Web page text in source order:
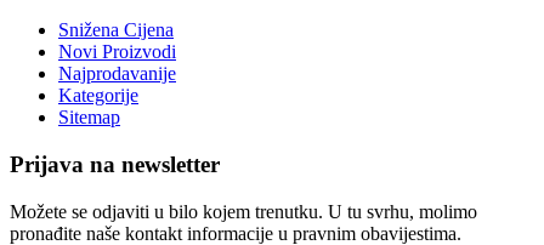
Snižena Cijena
Novi Proizvodi
Najprodavanije
Kategorije
Sitemap
Prijava na newsletter
Možete se odjaviti u bilo kojem trenutku. U tu svrhu, molimo
pronađite naše kontakt informacije u pravnim obavijestima.